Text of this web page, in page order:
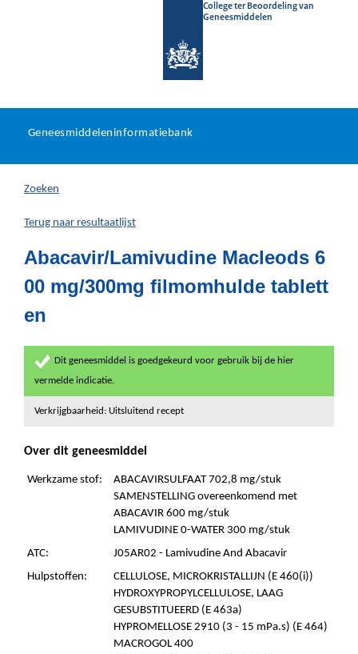
College ter Beoordeling van
Geneesmiddelen
U
hier:
Geneesmiddeleninformatiebank
Zoeken
Terug naar resultaatlijst
Abacavir/Lamivudine Macleods 6
00 mg/300mg filmomhulde tablett
en
Dit geneesmiddel is goedgekeurd voor gebruik bij de hier
vermelde indicatie.
Verkrijgbaarheid: Uitsluitend recept
Over dit geneesmiddel
Werkzame stof:
ABACAVIRSULFAAT 702,8 mg/stuk
SAMENSTELLING overeenkomend met
ABACAVIR 600 mg/stuk
LAMIVUDINE 0-WATER 300 mg/stuk
ATC:
J05AR02 - Lamivudine And Abacavir
Hulpstoffen:
CELLULOSE, MICROKRISTALLIJN (E 460(i))
HYDROXYPROPYLCELLULOSE, LAAG
GESUBSTITUEERD (E 463a)
HYPROMELLOSE 2910 (3 - 15 mPa.s) (E 464)
MACROGOL 400